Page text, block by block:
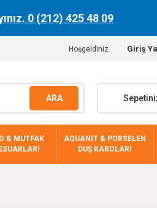
0 (212) 425 48 09
Hoşgeldiniz Giriş
ARA
& MUTFAK
AQUANIT & PORSELEN
DUŞ KAROLARI